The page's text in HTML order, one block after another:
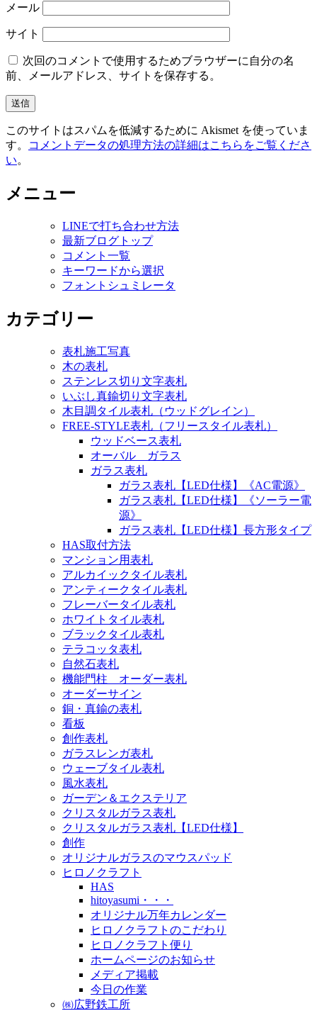
メール
サイト
次回のコメントで使用するためブラウザーに自分の名
前、メールアドレス、サイトを保存する。
このサイトはスパムを低減するために Akismet を使っていま
す。
コメントデータの処理方法の詳細はこちらをご覧くださ
い。
メニュー
LINEで打ち合わせ方法
最新ブログトップ
コメント一覧
キーワードから選択
フォントシュミレータ
カテゴリー
表札施工写真
木の表札
ステンレス切り文字表札
いぶし真鍮切り文字表札
木目調タイル表札（ウッドグレイン）
FREE-STYLE表札（フリースタイル表札）
ウッドベース表札
オーバル ガラス
ガラス表札
ガラス表札【LED仕様】《AC電源》
ガラス表札【LED仕様】《ソーラー電
源》
ガラス表札【LED仕様】長方形タイプ
HAS取付方法
マンション用表札
アルカイックタイル表札
アンティークタイル表札
フレーバータイル表札
ホワイトタイル表札
ブラックタイル表札
テラコッタ表札
自然石表札
機能門柱 オーダー表札
オーダーサイン
銅・真鍮の表札
看板
創作表札
ガラスレンガ表札
ウェーブタイル表札
風水表札
ガーデン＆エクステリア
クリスタルガラス表札
クリスタルガラス表札【LED仕様】
創作
オリジナルガラスのマウスパッド
ヒロノクラフト
HAS
hitoyasumi・・・
オリジナル万年カレンダー
ヒロノクラフトのこだわり
ヒロノクラフト便り
ホームページのお知らせ
メディア掲載
今日の作業
㈱広野鉄工所